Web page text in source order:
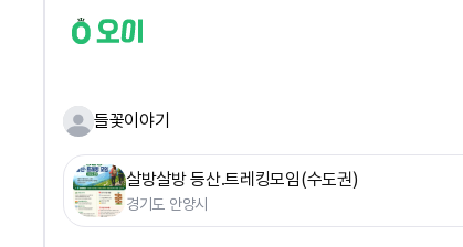
들꽃이야기
살방살방 등산.트레킹모임(수도권)
경기도 안양시